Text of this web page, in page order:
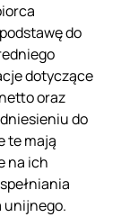
do
dotyczące
oraz
do
te mają
na ich
unijnego.